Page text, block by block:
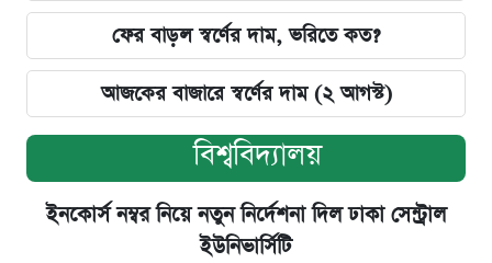
ফের বাড়ল স্বর্ণের দাম, ভরিতে কত?
আজকের বাজারে স্বর্ণের দাম (২ আগস্ট)
বিশ্ববিদ্যালয়
ইনকোর্স নম্বর নিয়ে নতুন নির্দেশনা দিল ঢাকা সেন্ট্রাল
ইউনিভার্সিটি